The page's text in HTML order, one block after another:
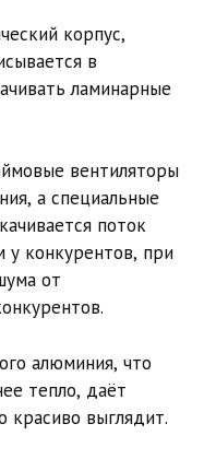
корпус,
в
ламинарные
вентиляторы
а специальные
поток
у конкурентов, при
от
алюминия, что
тепло, даёт
красиво выглядит.